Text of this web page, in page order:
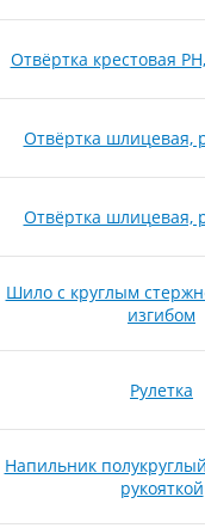
Отвёртка крестовая
Отвёртка шлицевая,
Отвёртка шлицевая,
Шило с круглым
изгибом
Рулетка
Напильник
рукояткой